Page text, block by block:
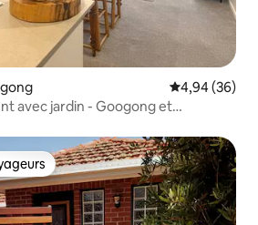
Évaluation
4,94 (36)
avec jardin - Googong et
les plus appréciés